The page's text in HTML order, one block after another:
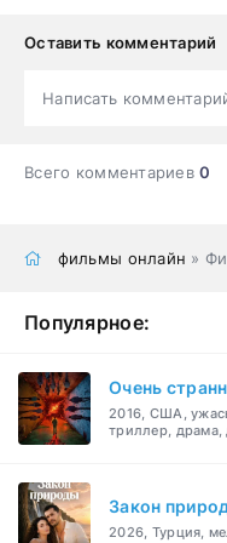
Оставить комментарий
Написать
Всего комментариев0
фильмы онлайн »
Популярное:
Очень
2016, США,
триллер, драма,
Закон
2026, Турция,